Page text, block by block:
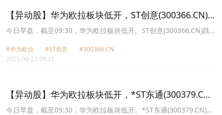
【异动股】华为欧拉板块低开，ST创意(300366.CN)
跌19.97%
今日早盘，截至09:30，华为欧拉板块低开。ST创意(300366.CN)跌
软件(300339.CN)跌1.34%报59.84元，拓维信息(002261.CN)跌
1.31%报39.28元，天源迪科(300047.CN)跌1.31%报16.56元，中国
#华为欧拉 #ST创意
#300366.CN
2025-09-23 09:31
【异动股】华为欧拉板块低开，*ST东通(300379.CN)
跌19.95%
今日早盘，截至09:30，华为欧拉板块低开。*ST东通(300379.CN)跌